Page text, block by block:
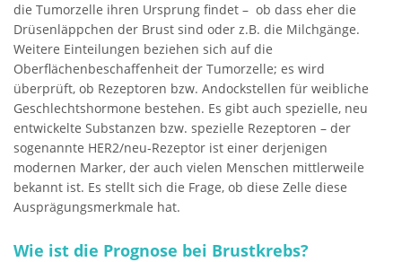
die Tumorzelle ihren Ursprung findet – ob dass eher die
Drüsenläppchen der Brust sind oder z.B. die Milchgänge.
Weitere Einteilungen beziehen sich auf die
Oberflächenbeschaffenheit der Tumorzelle; es wird
überprüft, ob Rezeptoren bzw. Andockstellen für weibliche
Geschlechtshormone bestehen. Es gibt auch spezielle, neu
entwickelte Substanzen bzw. spezielle Rezeptoren – der
sogenannte HER2/neu-Rezeptor ist einer derjenigen
modernen Marker, der auch vielen Menschen mittlerweile
bekannt ist. Es stellt sich die Frage, ob diese Zelle diese
Ausprägungsmerkmale hat.
Wie ist die Prognose bei Brustkrebs?